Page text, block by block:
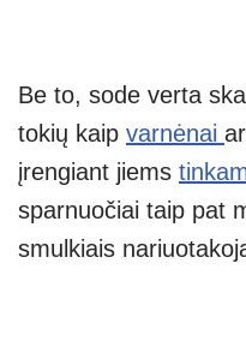
Be to, sode verta
tokių kaip varnėnai
įrengiant jiems
sparnuočiai taip pat
smulkiais